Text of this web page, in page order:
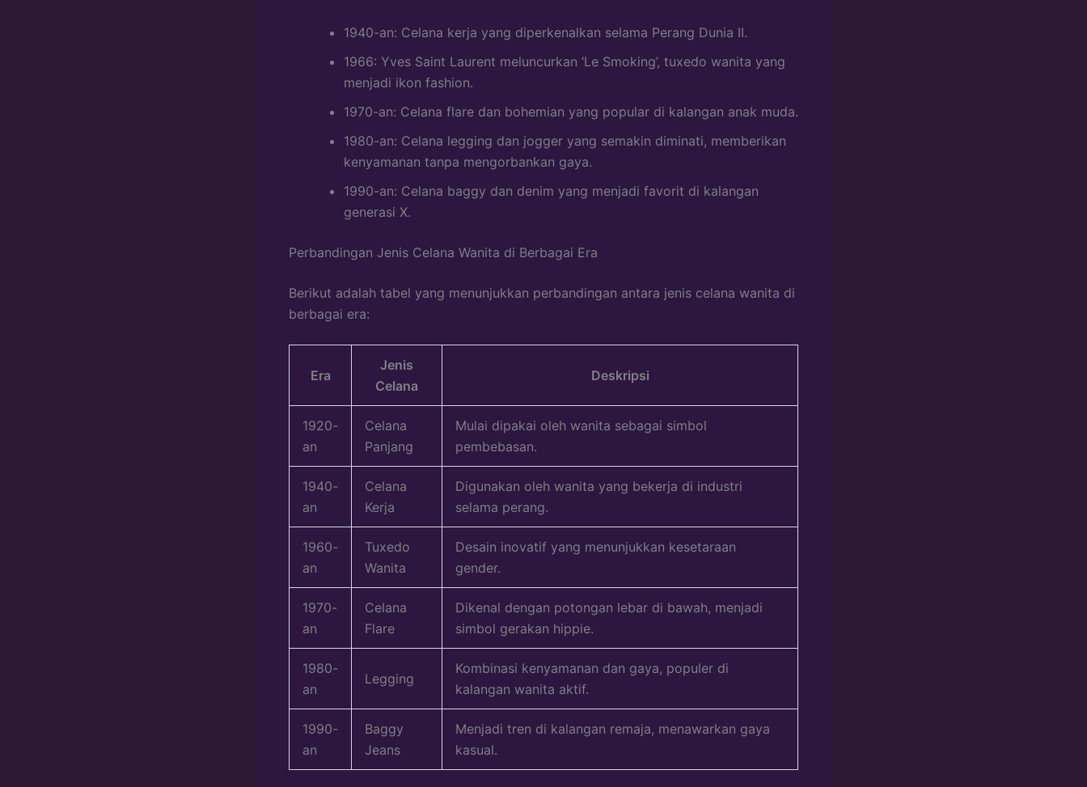
1940-an: Celana kerja yang diperkenalkan selama Perang Dunia II.
1966: Yves Saint Laurent meluncurkan ‘Le Smoking’, tuxedo wanita yang
menjadi ikon fashion.
1970-an: Celana flare dan bohemian yang popular di kalangan anak muda.
1980-an: Celana legging dan jogger yang semakin diminati, memberikan
kenyamanan tanpa mengorbankan gaya.
1990-an: Celana baggy dan denim yang menjadi favorit di kalangan
generasi X.
Perbandingan Jenis Celana Wanita di Berbagai Era
Berikut adalah tabel yang menunjukkan perbandingan antara jenis celana wanita di
berbagai era:
Era
Jenis
Celana
Deskripsi
1920-
an
Celana
Panjang
Mulai dipakai oleh wanita sebagai simbol
pembebasan.
1940-
an
Celana
Kerja
Digunakan oleh wanita yang bekerja di industri
selama perang.
1960-
an
Tuxedo
Wanita
Desain inovatif yang menunjukkan kesetaraan
gender.
1970-
an
Celana
Flare
Dikenal dengan potongan lebar di bawah, menjadi
simbol gerakan hippie.
1980-
an
Legging
Kombinasi kenyamanan dan gaya, populer di
kalangan wanita aktif.
1990-
an
Baggy
Jeans
Menjadi tren di kalangan remaja, menawarkan gaya
kasual.